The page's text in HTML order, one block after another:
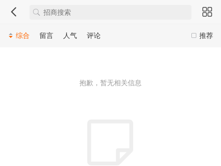
推荐
综合 留言 人气 评论
抱歉，暂无相关信息